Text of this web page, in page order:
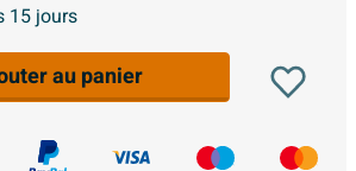
15 jours
au panier